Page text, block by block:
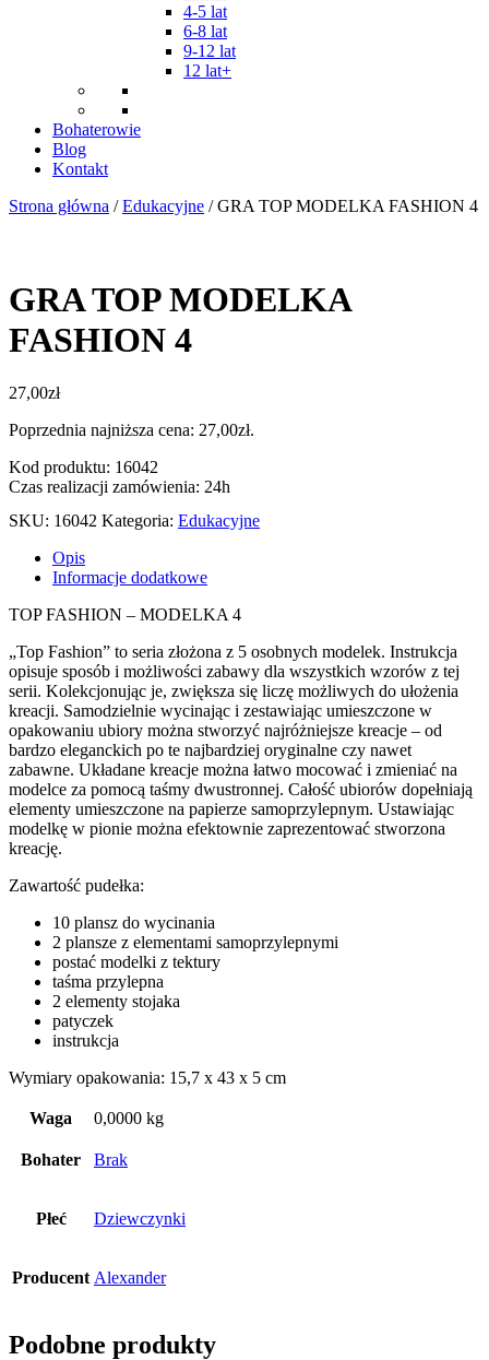
4-5 lat
6-8 lat
9-12 lat
12 lat+
Bohaterowie
Blog
Kontakt
Strona główna /Edukacyjne / GRA TOP MODELKA FASHION 4
GRA TOP MODELKA
FASHION 4
27,00zł
Poprzednia najniższa cena: 27,00zł.
Kod produktu: 16042
Czas realizacji zamówienia: 24h
SKU: 16042 Kategoria: Edukacyjne
Opis
Informacje dodatkowe
TOP FASHION – MODELKA 4
„Top Fashion” to seria złożona z 5 osobnych modelek. Instrukcja
opisuje sposób i możliwości zabawy dla wszystkich wzorów z tej
serii. Kolekcjonując je, zwiększa się liczę możliwych do ułożenia
kreacji. Samodzielnie wycinając i zestawiając umieszczone w
opakowaniu ubiory można stworzyć najróżniejsze kreacje – od
bardzo eleganckich po te najbardziej oryginalne czy nawet
zabawne. Układane kreacje można łatwo mocować i zmieniać na
modelce za pomocą taśmy dwustronnej. Całość ubiorów dopełniają
elementy umieszczone na papierze samoprzylepnym. Ustawiając
modelkę w pionie można efektownie zaprezentować stworzona
kreację.
Zawartość pudełka:
10 plansz do wycinania
2 plansze z elementami samoprzylepnymi
postać modelki z tektury
taśma przylepna
2 elementy stojaka
patyczek
instrukcja
Wymiary opakowania: 15,7 x 43 x 5 cm
Waga 0,0000 kg
Bohater Brak
Płeć Dziewczynki
Producent Alexander
Podobne produkty